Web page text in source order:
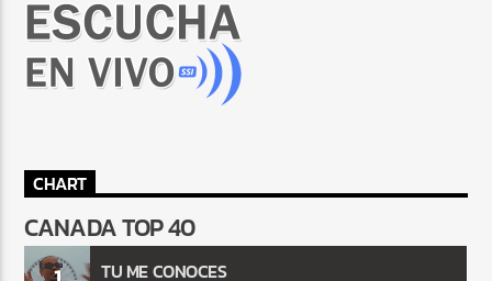
CHART
CANADA TOP 40
TU ME CONOCES